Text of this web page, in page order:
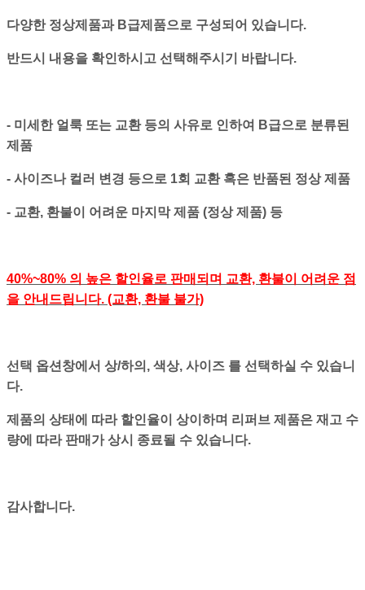
다양한 정상제품과 B급제품으로 구성되어 있습니다.
반드시 내용을 확인하시고 선택해주시기 바랍니다.
- 미세한 얼룩 또는 교환 등의 사유로 인하여 B급으로 분류된
제품
- 사이즈나 컬러 변경 등으로 1회 교환 혹은 반품된 정상 제품
- 교환, 환불이 어려운 마지막 제품 (정상 제품) 등
40%~80% 의 높은 할인율로 판매되며 교환, 환불이 어려운 점
을 안내드립니다. (교환, 환불 불가)
선택 옵션창에서 상/하의, 색상, 사이즈 를 선택하실 수 있습니
다.
제품의 상태에 따라 할인율이 상이하며 리퍼브 제품은 재고 수
량에 따라 판매가 상시 종료될 수 있습니다.
감사합니다.